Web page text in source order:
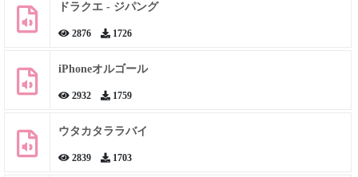
ドラクエ - ジパング
2876 1726
iPhoneオルゴール
2932 1759
ウタカタララバイ
2839 1703